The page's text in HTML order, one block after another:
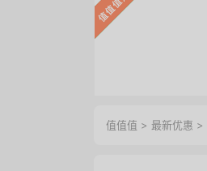
值值值 > 最新优惠 >